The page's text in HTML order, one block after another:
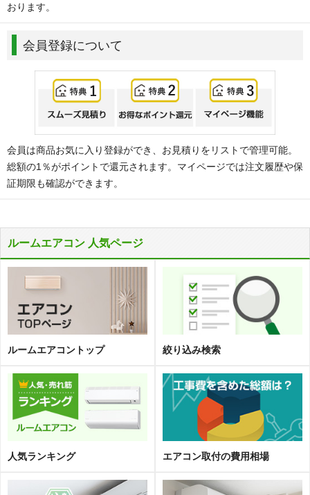
おります。
会員登録について
会員は商品お気に入り登録ができ、お見積りをリストで管理可能。
総額の1％がポイントで還元されます。マイページでは注文履歴や保
証期限も確認ができます。
ルームエアコン 人気ページ
ルームエアコントップ 絞り込み検索
人気ランキング エアコン取付の費用相場